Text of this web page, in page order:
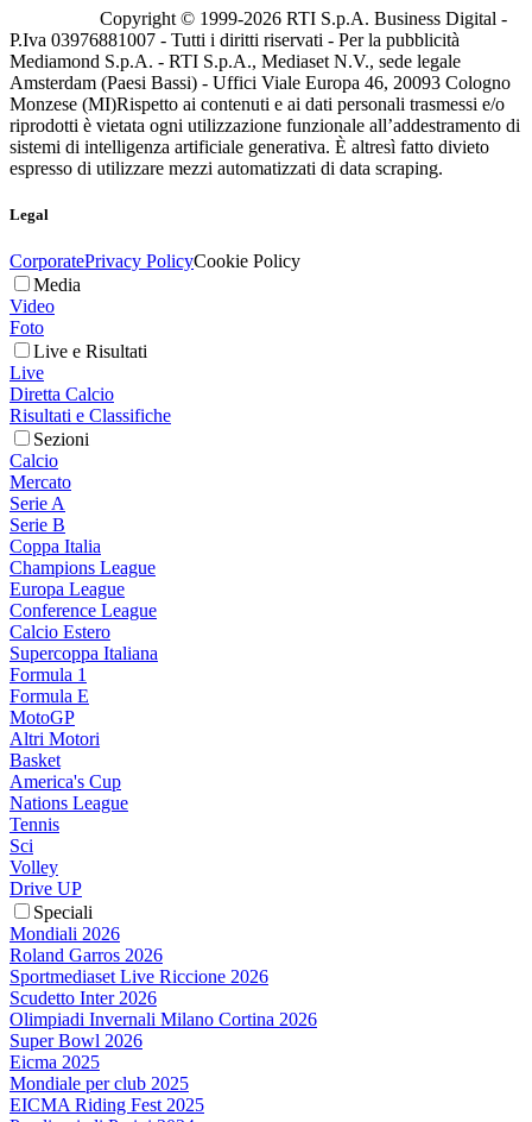
Copyright © 1999-2026 RTI S.p.A. Business Digital -
P.Iva 03976881007 - Tutti i diritti riservati - Per la pubblicità
Mediamond S.p.A. - RTI S.p.A., Mediaset N.V., sede legale
Amsterdam (Paesi Bassi) - Uffici Viale Europa 46, 20093 Cologno
Monzese (MI)Rispetto ai contenuti e ai dati personali trasmessi e/o
riprodotti è vietata ogni utilizzazione funzionale all’addestramento di
sistemi di intelligenza artificiale generativa. È altresì fatto divieto
espresso di utilizzare mezzi automatizzati di data scraping.
Legal
CorporatePrivacy PolicyCookie Policy
Media
Video
Foto
Live e Risultati
Live
Diretta Calcio
Risultati e Classifiche
Sezioni
Calcio
Mercato
Serie A
Serie B
Coppa Italia
Champions League
Europa League
Conference League
Calcio Estero
Supercoppa Italiana
Formula 1
Formula E
MotoGP
Altri Motori
Basket
America's Cup
Nations League
Tennis
Sci
Volley
Drive UP
Speciali
Mondiali 2026
Roland Garros 2026
Sportmediaset Live Riccione 2026
Scudetto Inter 2026
Olimpiadi Invernali Milano Cortina 2026
Super Bowl 2026
Eicma 2025
Mondiale per club 2025
EICMA Riding Fest 2025